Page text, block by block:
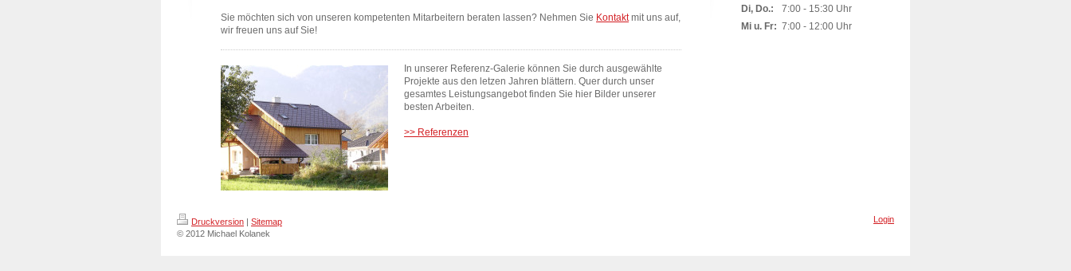
Sie möchten sich von unseren kompetenten Mitarbeitern beraten lassen? Nehmen Sie Kontaktmit uns auf,
wir freuen uns auf Sie!
In unserer Referenz-Galerie können Sie durch ausgewählte
Projekte aus den letzen Jahren blättern. Quer durch unser
gesamtes Leistungsangebot finden Sie hier Bilder unserer
besten Arbeiten.
>> Referenzen
Di, Do.:
7:00 - 15:30 Uhr
Mi u. Fr: 7:00 - 12:00 Uhr
Druckversion | Sitemap
© 2012 Michael Kolanek
Login